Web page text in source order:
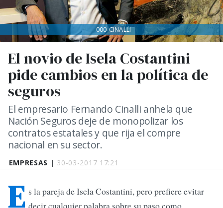
EMPRESAS | 30-03-2017 17:21
El novio de Isela Costantini
pide cambios en la política de
seguros
El empresario Fernando Cinalli anhela que
Nación Seguros deje de monopolizar los
contratos estatales y que rija el compre
nacional en su sector.
000-CINALLI
E s la pareja de Isela Costantini, pero prefiere evitar
decir cualquier palabra sobre su paso como